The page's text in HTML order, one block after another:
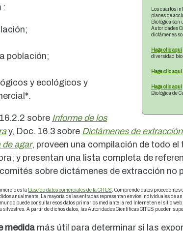
Los cuartos
planes de
Biológica son
Autoridades
dictámenes
Haga clic aquí
diversidad
Haga clic aquí
Haga clic aquí
Biológica de
:
población;
y ecológicos y
sobre Informe de los
y, Doc. 16.3 sobre Dictámenes de
de agar, proveen una compilación de todo
y presentan una lista completa de
sobre dictámenes de extracción no
es la Base de datos comerciales de la CITES . Comprende datos
anualmente. La mayoría de las entradas representan envíos individuales de
puede consultar esos datos primarios mediante la red Internet en el sitio
silvestres. A partir de dichos datos, las Autoridades Científicas CITES pueden
medida más útil para determinar si las